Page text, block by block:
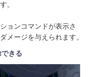
。
ョンコマンドが表示さ
メージを与えられます。
きる